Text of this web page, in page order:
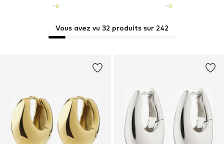
Vous avez vu 32 produits sur 242